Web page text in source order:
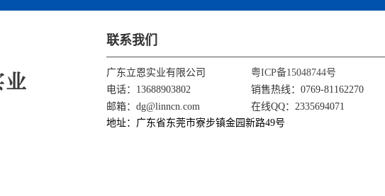
联系我们
广东立恩实业有限公司
粤ICP备15048744号
电话：13688903802
销售热线：0769-81162270
邮箱：dg@linncn.com
在线QQ：2335694071
地址：广东省东莞市寮步镇金园新路49号